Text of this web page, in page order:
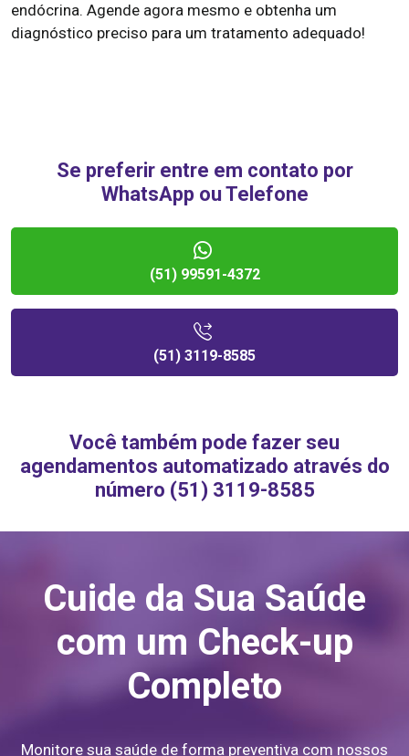
endócrina. Agende agora mesmo e obtenha um
diagnóstico preciso para um tratamento adequado!
Se preferir entre em contato por
WhatsApp ou Telefone
(51) 99591-4372
(51) 3119-8585
Você também pode fazer seu
agendamentos automatizado através do
número (51) 3119-8585
Cuide da Sua Saúde
com um Check-up
Completo
Monitore sua saúde de forma preventiva com nossos